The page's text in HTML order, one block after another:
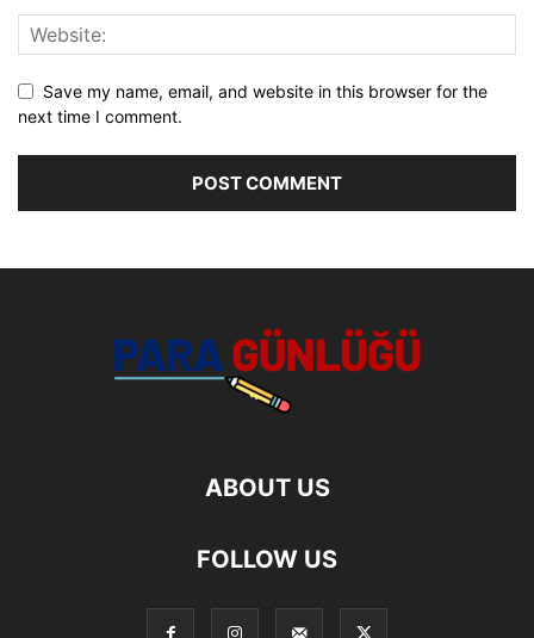
Save my name, email, and website in this browser for the
next time I comment.
ABOUT US
FOLLOW US